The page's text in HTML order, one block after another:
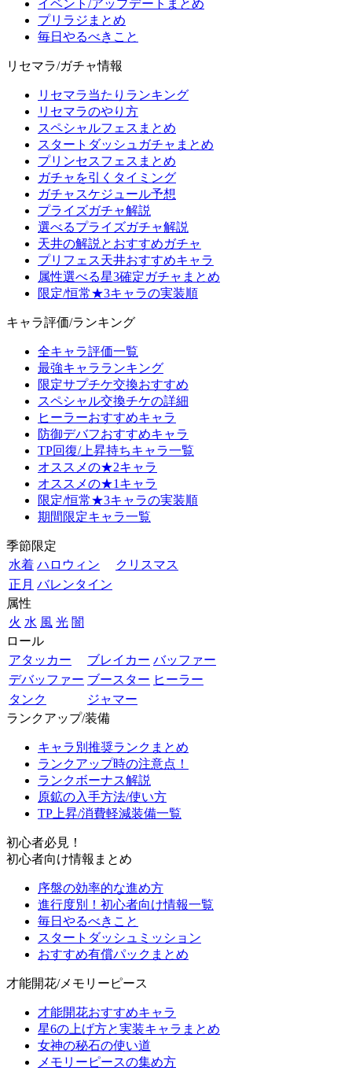
イベント/アップデートまとめ
プリラジまとめ
毎日やるべきこと
リセマラ/ガチャ情報
リセマラ当たりランキング
リセマラのやり方
スペシャルフェスまとめ
スタートダッシュガチャまとめ
プリンセスフェスまとめ
ガチャを引くタイミング
ガチャスケジュール予想
プライズガチャ解説
選べるプライズガチャ解説
天井の解説とおすすめガチャ
プリフェス天井おすすめキャラ
属性選べる星3確定ガチャまとめ
限定/恒常★3キャラの実装順
キャラ評価/ランキング
全キャラ評価一覧
最強キャラランキング
限定サプチケ交換おすすめ
スペシャル交換チケの詳細
ヒーラーおすすめキャラ
防御デバフおすすめキャラ
TP回復/上昇持ちキャラ一覧
オススメの★2キャラ
オススメの★1キャラ
限定/恒常★3キャラの実装順
期間限定キャラ一覧
季節限定
水着 ハロウィン
クリスマス
正月 バレンタイン
属性
火 水 風 光 闇
ロール
アタッカー
ブレイカー バッファー
デバッファー ブースター ヒーラー
タンク
ジャマー
ランクアップ/装備
キャラ別推奨ランクまとめ
ランクアップ時の注意点！
ランクボーナス解説
原鉱の入手方法/使い方
TP上昇/消費軽減装備一覧
初心者必見！
初心者向け情報まとめ
序盤の効率的な進め方
進行度別！初心者向け情報一覧
毎日やるべきこと
スタートダッシュミッション
おすすめ有償パックまとめ
才能開花/メモリーピース
才能開花おすすめキャラ
星6の上げ方と実装キャラまとめ
女神の秘石の使い道
メモリーピースの集め方